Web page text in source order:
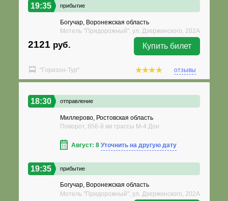
19:35 прибытие
Богучар, Воронежская область
Мотель "Придорожный", ул. Дзержинского, 202А
2121 руб. Купить билет
"Горизон-Тур" отзывы
18:30 отправление
Миллерово, Ростовская область
Поворот, 856-й км трассы М-4 Дон
Август: 8 Уточнить на другую дату
19:35 прибытие
Богучар, Воронежская область
Мотель "Придорожный", ул. Дзержинского, 202А